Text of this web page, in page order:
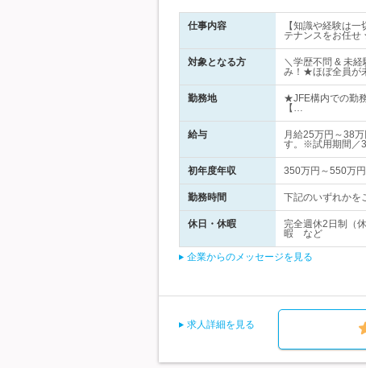
仕事内容
【知識や経験は
テナンスをお任
対象となる方
＼学歴不問 & 未
み！★ほぼ全員が
勤務地
★JFE構内での勤
【…
給与
月給25万円～38
す。※試用期間／
初年度年収 350万円～550万円
勤務時間 下記のいずれかを
休日・休暇
完全週休2日制（
暇 など
企業からのメッセージを見る
求人詳細を見る